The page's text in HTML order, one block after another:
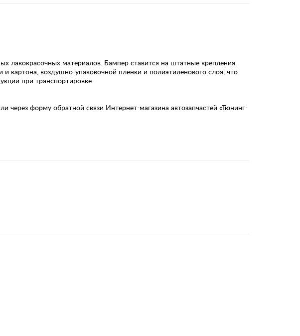
лакокрасочных материалов. Бампер ставится на штатные крепления.
картона, воздушно-упаковочной пленки и полиэтиленового слоя, что
при транспортировке.
форму обратной связи Интернет-магазина автозапчастей «Тюнинг-